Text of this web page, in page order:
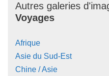
Autres galeries
Voyages
Afrique
Asie du Sud-Est
Chine / Asie